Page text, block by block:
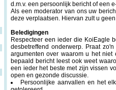
d.m.v. een persoonlijk bericht of een
Als een moderator van ons uw
deze verplaatsen. Hiervan zult u
Beledigingen
Respecteer een ieder die KoiEagle
desbetreffend onderwerp. Praat
argumenten over waarom u het
bepaald bericht leest ook weet
een ieder het beste met zijn vissen
open en gezonde discussie.
Persoonlijke aanvallen en het